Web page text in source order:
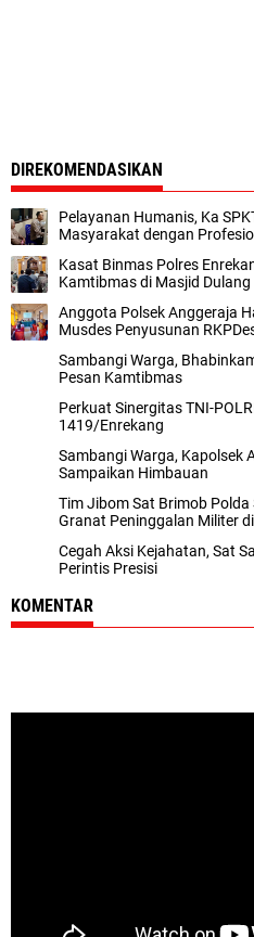
DIREKOMENDASIKAN
Pelayanan Humanis, Ka
Masyarakat dengan
Kasat Binmas Polres
Kamtibmas di Masjid Dulang
Anggota Polsek Anggeraja
Musdes Penyusunan
Sambangi Warga,
Pesan Kamtibmas
Perkuat Sinergitas TNI-
1419/Enrekang
Sambangi Warga, Kapolsek
Sampaikan Himbauan
Tim Jibom Sat Brimob
Granat Peninggalan Militer
Cegah Aksi Kejahatan, Sat
Perintis Presisi
KOMENTAR